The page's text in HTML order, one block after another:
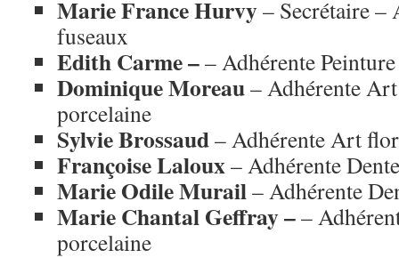
Marie France Hurvy– Secrétaire –
fuseaux
Edith Carme –– Adhérente
Dominique Moreau– Adhérente
porcelaine
Sylvie Brossaud– Adhérente Art
Françoise Laloux– Adhérente
Marie Odile Murail– Adhérente
Marie Chantal Geffray ––
porcelaine